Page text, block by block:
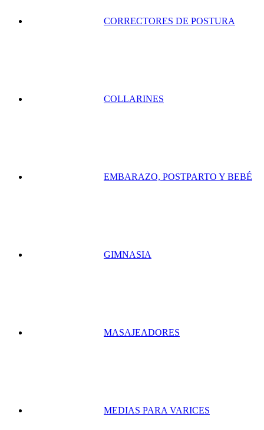
CORRECTORES DE POSTURA
COLLARINES
EMBARAZO, POSTPARTO Y BEBÉ
GIMNASIA
MASAJEADORES
MEDIAS PARA VARICES